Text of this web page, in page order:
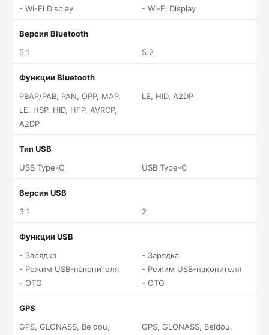
- Wi-Fi Display
- Wi-Fi Display
Версия Bluetooth
5.1
5.2
Функции Bluetooth
PBAP/PAB, PAN, OPP, MAP,
LE, HSP, HID, HFP, AVRCP,
A2DP
LE, HID, A2DP
Тип USB
USB Type-C
USB Type-C
Версия USB
3.1
2
Функции USB
- Зарядка
- Режим USB-накопителя
- OTG
- Зарядка
- Режим USB-накопителя
- OTG
GPS
GPS, GLONASS, Beidou,
GPS, GLONASS, Beidou,